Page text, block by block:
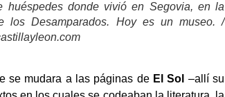
huéspedes donde vivió en Segovia, en la
los Desamparados. Hoy es un museo. /
se mudara a las páginas de El Sol –allí su